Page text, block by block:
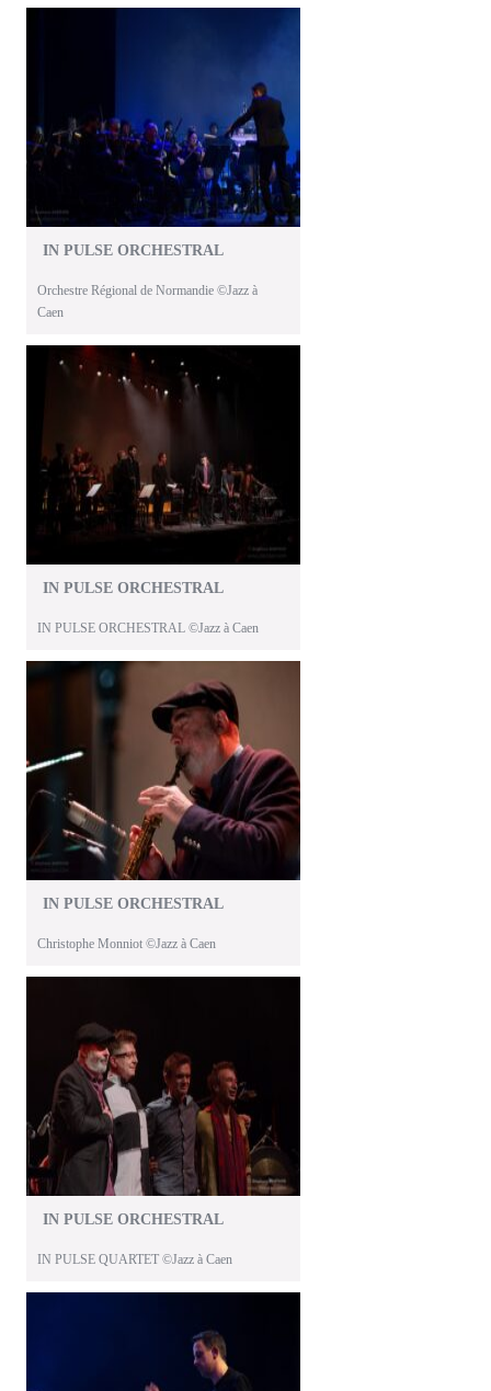
IN PULSE ORCHESTRAL
Orchestre Régional de Normandie ©Jazz à
Caen
IN PULSE ORCHESTRAL
IN PULSE ORCHESTRAL ©Jazz à Caen
IN PULSE ORCHESTRAL
Christophe Monniot ©Jazz à Caen
IN PULSE ORCHESTRAL
IN PULSE QUARTET ©Jazz à Caen